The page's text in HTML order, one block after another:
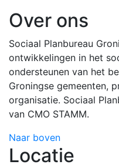
Over ons
Sociaal Planbureau
ontwikkelingen in het
ondersteunen van het
Groningse gemeenten,
organisatie. Sociaal
van CMO STAMM.
Naar boven
Locatie